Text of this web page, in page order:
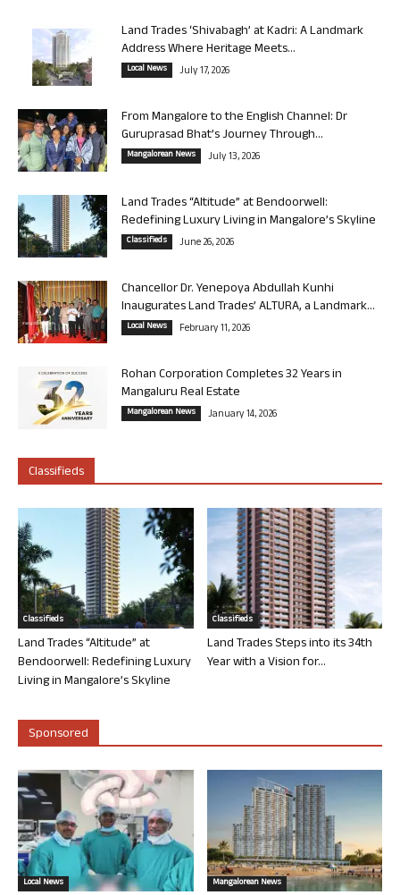
Land Trades ‘Shivabagh’ at Kadri: A Landmark
Address Where Heritage Meets...
Local News July 17, 2026
From Mangalore to the English Channel: Dr
Guruprasad Bhat’s Journey Through...
Mangalorean News July 13, 2026
Land Trades “Altitude” at Bendoorwell:
Redefining Luxury Living in Mangalore’s Skyline
Classifieds June 26, 2026
Chancellor Dr. Yenepoya Abdullah Kunhi
Inaugurates Land Trades’ ALTURA, a Landmark...
Local News February 11, 2026
Rohan Corporation Completes 32 Years in
Mangaluru Real Estate
Mangalorean News January 14, 2026
Classifieds
Classifieds
Land Trades “Altitude” at
Bendoorwell: Redefining Luxury
Living in Mangalore’s Skyline
Classifieds
Land Trades Steps into its 34th
Year with a Vision for...
Sponsored
Local News Mangalorean News